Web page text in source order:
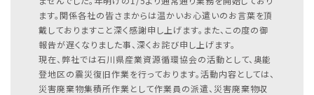
ます。関係各社の皆さまからは温かいお心遣いのお言葉を頂
戴しておりますこと深く感謝申し上げます。また、この度の御
報告が遅くなりました事、深くお詫び申し上げます。
現在、弊社では石川県産業資源循環協会の活動として、奥能
登地区の震災復旧作業を行っております。活動内容としては、
災害廃棄物集積所作業として作業員の派遣、災害廃棄物収